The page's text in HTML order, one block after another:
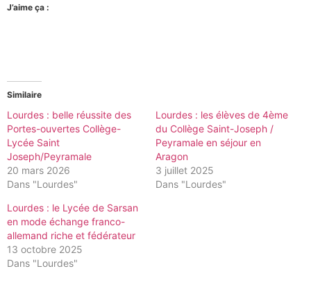
J’aime ça :
Similaire
Lourdes : belle réussite des
Portes-ouvertes Collège-
Lycée Saint
Joseph/Peyramale
20 mars 2026
Dans "Lourdes"
Lourdes : les élèves de 4ème
du Collège Saint-Joseph /
Peyramale en séjour en
Aragon
3 juillet 2025
Dans "Lourdes"
Lourdes : le Lycée de Sarsan
en mode échange franco-
allemand riche et fédérateur
13 octobre 2025
Dans "Lourdes"